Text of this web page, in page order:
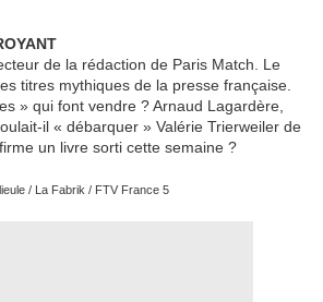
de la rédaction de Paris Match. Le
titres mythiques de la presse française.
» qui font vendre ? Arnaud Lagardère,
il « débarquer » Valérie Trierweiler de
un livre sorti cette semaine ?
/ La Fabrik / FTV France 5